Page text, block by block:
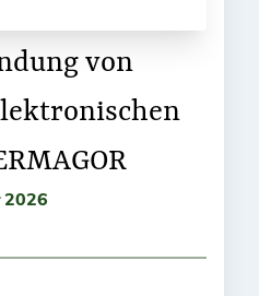
von
2026